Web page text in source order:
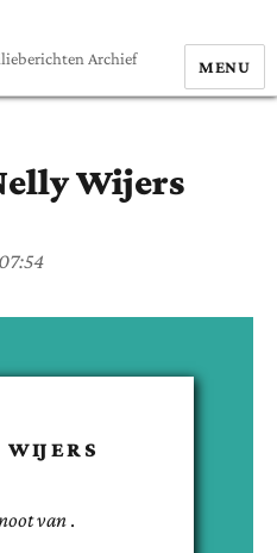
Archief MENU
Wijers
WIJERS
van .